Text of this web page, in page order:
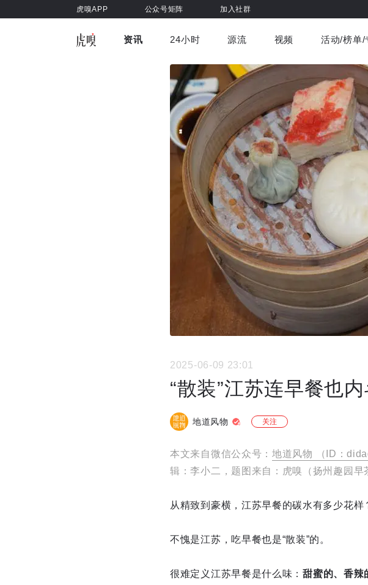
虎嗅APP 公众号矩阵 加入社群
资讯
车与出行 商业消费 社会
健康 书影音 医疗
24小时 源流 视频
虎嗅视界
活动/榜单/
2025-06-09 23:01
“散装”江苏连早餐也
地道风物 关注
本文来自微信公众号： 地道风物 （ID：
辑：李小二，题图来自：虎嗅（扬州趣园早
从精致到豪横，江苏早餐的碳水有多少花样
不愧是江苏，吃早餐也是“散装”的。
很难定义江苏早餐是什么味：甜蜜的、香辣